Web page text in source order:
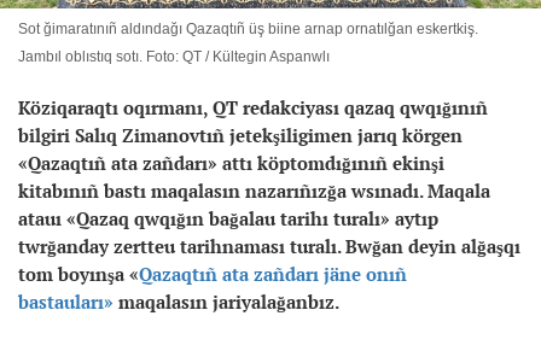
Sot ğimaratınıñ aldındağı Qazaqtıñ üş biine arnap ornatılğan eskertkiş.
Jambıl oblıstıq sotı. Foto: QT / Kültegin Aspanwlı
Köziqaraqtı oqırmanı, QT redakciyası qazaq qwqığınıñ
bilgiri Salıq Zimanovtıñ jetekşiligimen jarıq körgen
«Qazaqtıñ ata zañdarı» attı köptomdığınıñ ekinşi
kitabınıñ bastı maqalasın nazarıñızğa wsınadı.Maqala
atauı «Qazaq qwqığın bağalau tarihı turalı» aytıp
twrğanday zertteu tarihnaması turalı.Bwğan deyin alğaşqı
tom boyınşa «Qazaqtıñ ata zañdarı jäne onıñ
bastauları» maqalasın jariyalağanbız.